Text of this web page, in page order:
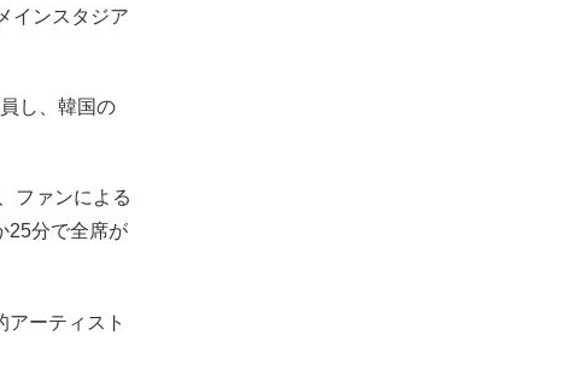
インスタジア
し、韓国の
ファンによる
25分で全席が
ーティスト